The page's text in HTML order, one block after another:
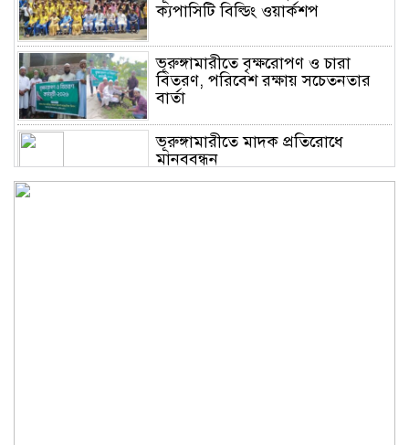
ক্যপাসিটি বিল্ডিং ওয়ার্কশপ
ভূরুঙ্গামারীতে বৃক্ষরোপণ ও চারা
বিতরণ, পরিবেশ রক্ষায় সচেতনতার
বার্তা
ভূরুঙ্গামারীতে মাদক প্রতিরোধে
মানববন্ধন